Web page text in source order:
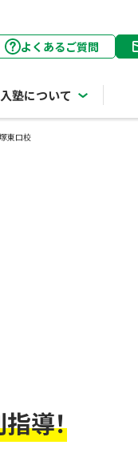
入塾について
よくあるご質問
東口校
導！